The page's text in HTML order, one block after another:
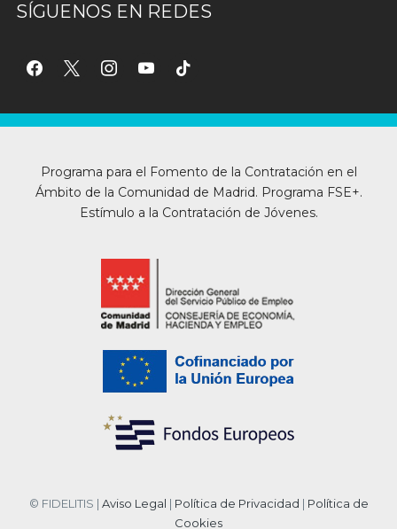
SÍGUENOS EN REDES
facebook
x instagramyoutubetiktok
Programa para el Fomento de la Contratación en el
Ámbito de la Comunidad de Madrid. Programa FSE+.
Estímulo a la Contratación de Jóvenes.
© FIDELITIS | Aviso Legal | Política de Privacidad | Política de
Cookies